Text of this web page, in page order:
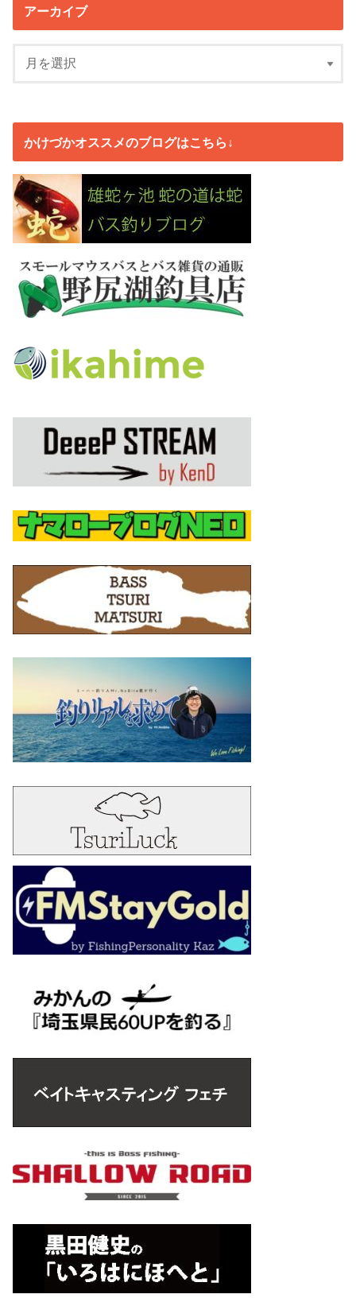
アーカイブ
かけづかオススメのブログはこちら↓